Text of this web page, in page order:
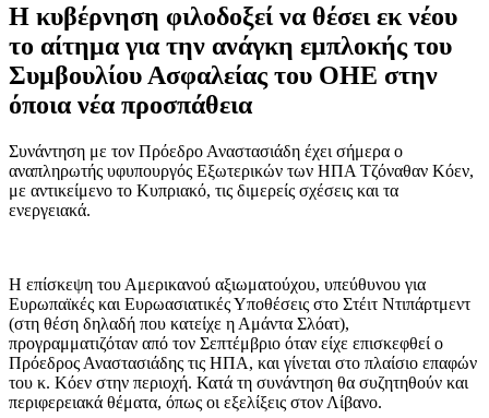
Η κυβέρνηση φιλοδοξεί να θέσει εκ νέου
το αίτημα για την ανάγκη εμπλοκής του
Συμβουλίου Ασφαλείας του ΟΗΕ στην
όποια νέα προσπάθεια
Συνάντηση με τον Πρόεδρο Αναστασιάδη έχει σήμερα ο
αναπληρωτής υφυπουργός Εξωτερικών των ΗΠΑ Τζόναθαν Κόεν,
με αντικείμενο το Κυπριακό, τις διμερείς σχέσεις και τα
ενεργειακά.
Η επίσκεψη του Αμερικανού αξιωματούχου, υπεύθυνου για
Ευρωπαϊκές και Ευρωασιατικές Υποθέσεις στο Στέιτ Ντιπάρτμεντ
(στη θέση δηλαδή που κατείχε η Αμάντα Σλόατ),
προγραμματιζόταν από τον Σεπτέμβριο όταν είχε επισκεφθεί ο
Πρόεδρος Αναστασιάδης τις ΗΠΑ, και γίνεται στο πλαίσιο επαφών
του κ. Κόεν στην περιοχή. Κατά τη συνάντηση θα συζητηθούν και
περιφερειακά θέματα, όπως οι εξελίξεις στον Λίβανο.